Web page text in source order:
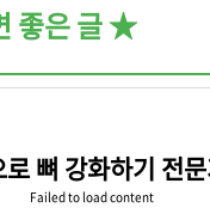
좋은 글 ★
뼈 강화하기 전
Failed to load content